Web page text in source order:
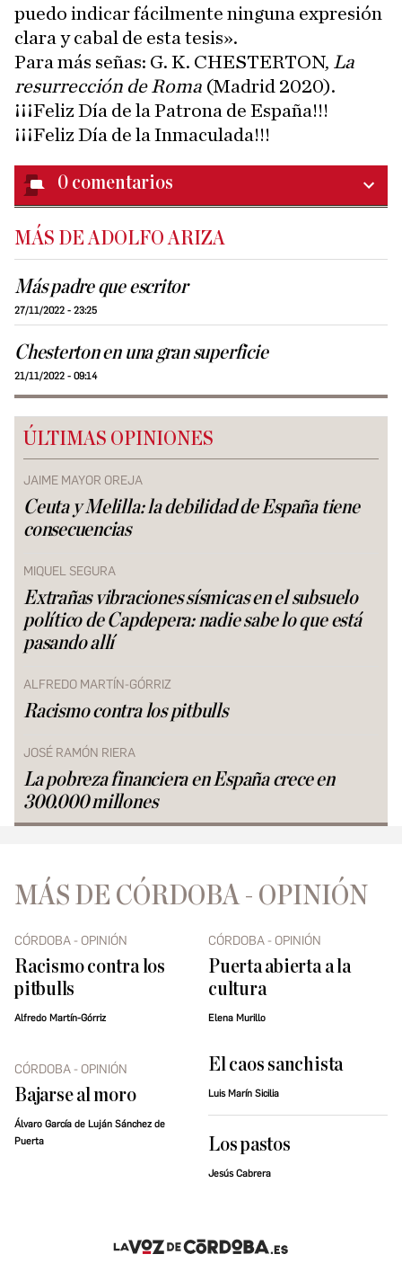
puedo indicar fácilmente ninguna expresión
clara y cabal de esta tesis».
Para más señas: G. K. CHESTERTON, La
resurrección de Roma (Madrid 2020).
¡¡¡Feliz Día de la Patrona de España!!!
¡¡¡Feliz Día de la Inmaculada!!!
0 comentarios
MÁS DE ADOLFO ARIZA
Más padre que escritor
27/11/2022 - 23:25
Chesterton en una gran superficie
21/11/2022 - 09:14
ÚLTIMAS OPINIONES
JAIME MAYOR OREJA
Ceuta y Melilla: la debilidad de España tiene
consecuencias
MIQUEL SEGURA
Extrañas vibraciones sísmicas en el subsuelo
político de Capdepera: nadie sabe lo que está
pasando allí
ALFREDO MARTÍN-GÓRRIZ
Racismo contra los pitbulls
JOSÉ RAMÓN RIERA
La pobreza financiera en España crece en
300.000 millones
MÁS DE CÓRDOBA - OPINIÓN
CÓRDOBA - OPINIÓN
Racismo contra los
pitbulls
Alfredo Martín-Górriz
CÓRDOBA - OPINIÓN
Puerta abierta a la
cultura
Elena Murillo
CÓRDOBA - OPINIÓN
Bajarse al moro
Álvaro García de Luján Sánchez de
Puerta
El caos sanchista
Luis Marín Sicilia
Los pastos
Jesús Cabrera